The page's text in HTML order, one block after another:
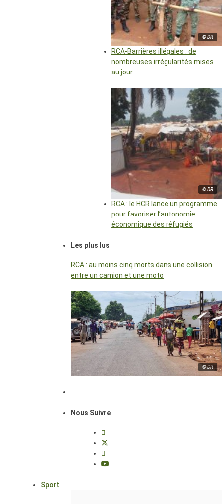
© DR
RCA-Barrières illégales : de
nombreuses irrégularités mises
au jour
© DR
RCA : le HCR lance un programme
pour favoriser l’autonomie
économique des réfugiés
Les plus lus
RCA : au moins cinq morts dans une collision
entre un camion et une moto
© DR
Nous Suivre
Sport